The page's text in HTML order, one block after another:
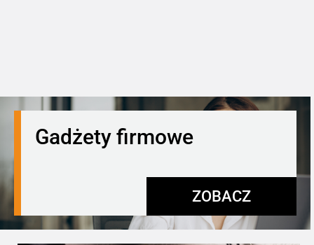
Gadżety firmowe
ZOBACZ